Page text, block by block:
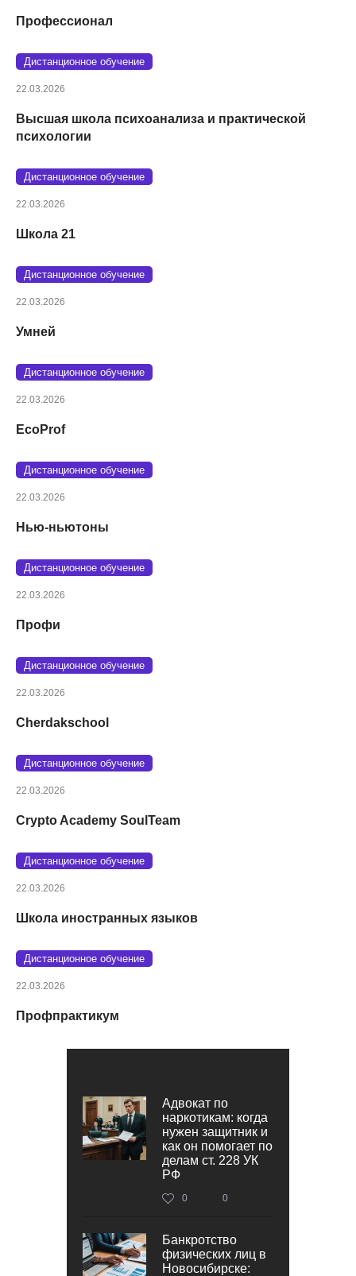
Профессионал
Дистанционное обучение
22.03.2026
Высшая школа психоанализа и практической
психологии
Дистанционное обучение
22.03.2026
Школа 21
Дистанционное обучение
22.03.2026
Умней
Дистанционное обучение
22.03.2026
EcoProf
Дистанционное обучение
22.03.2026
Нью-ньютоны
Дистанционное обучение
22.03.2026
Профи
Дистанционное обучение
22.03.2026
Cherdakschool
Дистанционное обучение
22.03.2026
Crypto Academy SoulTeam
Дистанционное обучение
22.03.2026
Школа иностранных языков
Дистанционное обучение
22.03.2026
Профпрактикум
Адвокат по
наркотикам: когда
нужен защитник и
как он помогает по
делам ст. 228 УК
РФ
0 0
Банкротство
физических лиц в
Новосибирске: